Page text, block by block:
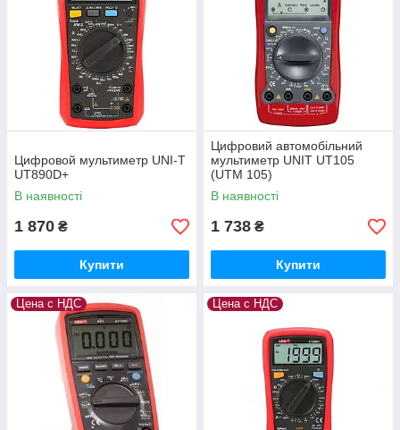
Цифровой мультиметр UNI-T
UT890D+
В наявності
1 870 ₴
Купити
Цифровий автомобільний
мультиметр UNIT UT105
(UTM 105)
В наявності
1 738 ₴
Купити
Цена с НДС Цена с НДС